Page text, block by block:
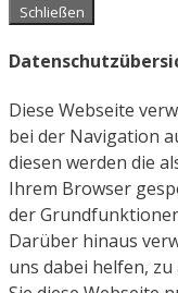
Schließen
Diese Webseite
bei der Navigation
diesen werden die
Ihrem Browser
der
Darüber hinaus
uns dabei helfen,